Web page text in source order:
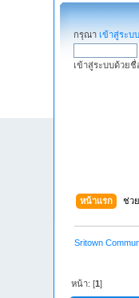
กรุณา เข้าสู่ระบบ
เข้าสู่ระบบด้วย
หน้าแรก ช่ว
Sritown
หน้า: [1]